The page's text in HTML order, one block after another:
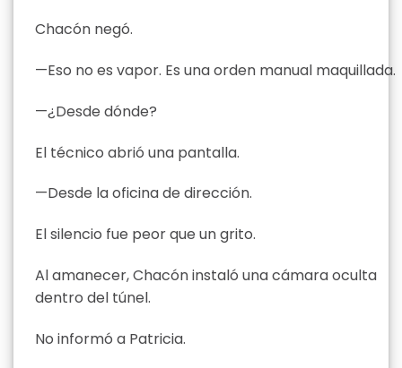
Chacón negó.
—Eso no es vapor. Es una orden manual maquillada.
—¿Desde dónde?
El técnico abrió una pantalla.
—Desde la oficina de dirección.
El silencio fue peor que un grito.
Al amanecer, Chacón instaló una cámara oculta
dentro del túnel.
No informó a Patricia.